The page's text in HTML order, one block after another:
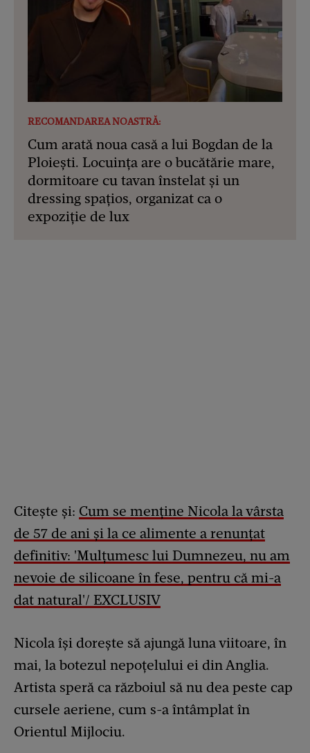
RECOMANDAREA NOASTRĂ:
Cum arată noua casă a lui Bogdan de la
Ploiești. Locuința are o bucătărie mare,
dormitoare cu tavan înstelat și un
dressing spațios, organizat ca o
expoziție de lux
Citește și: Cum se menține Nicola la vârsta
de 57 de ani și la ce alimente a renunțat
definitiv: 'Mulțumesc lui Dumnezeu, nu am
nevoie de silicoane în fese, pentru că mi-a
dat natural'/ EXCLUSIV
Nicola își dorește să ajungă luna viitoare, în
mai, la botezul nepoțelului ei din Anglia.
Artista speră ca războiul să nu dea peste cap
cursele aeriene, cum s-a întâmplat în
Orientul Mijlociu.